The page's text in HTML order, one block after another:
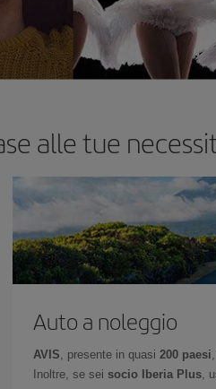
alle tue
Auto a noleggio
AVIS , presente in quasi 200 paesi
Inoltre, se sei socio Iberia Plus ,